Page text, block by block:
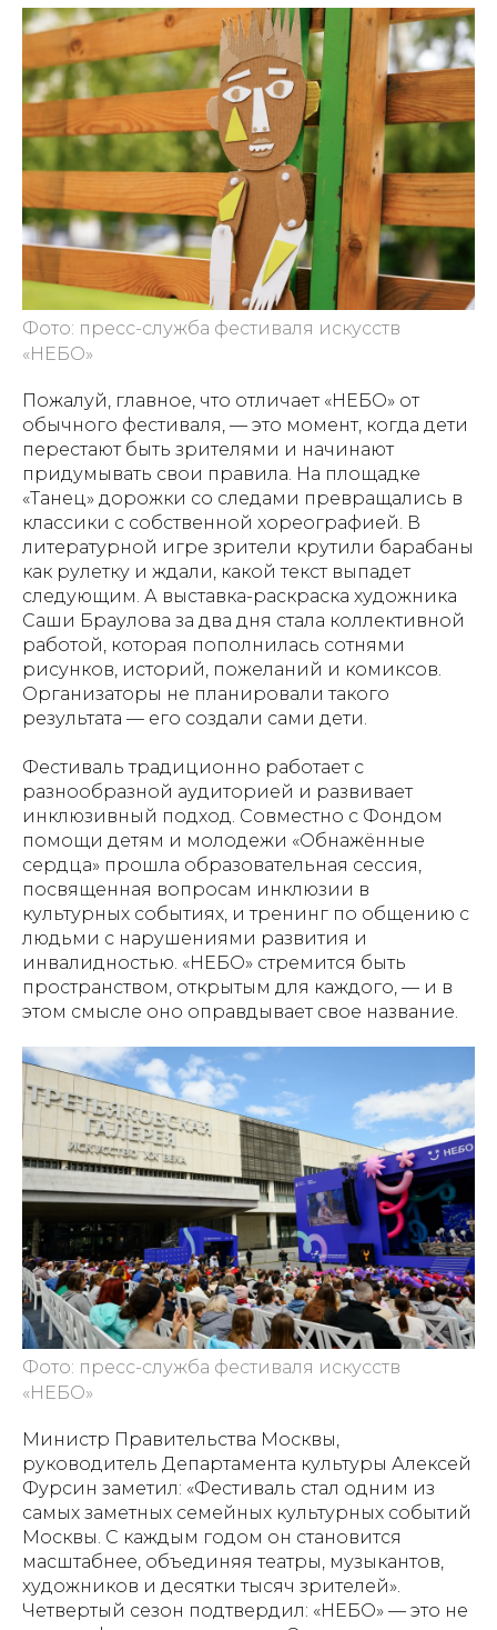
Фото: пресс-служба фестиваля искусств
«НЕБО»
Пожалуй, главное, что отличает «НЕБО» от
обычного фестиваля, — это момент, когда дети
перестают быть зрителями и начинают
придумывать свои правила. На площадке
«Танец» дорожки со следами превращались в
классики с собственной хореографией. В
литературной игре зрители крутили барабаны
как рулетку и ждали, какой текст выпадет
следующим. А выставка-раскраска художника
Саши Браулова за два дня стала коллективной
работой, которая пополнилась сотнями
рисунков, историй, пожеланий и комиксов.
Организаторы не планировали такого
результата — его создали сами дети.
Фестиваль традиционно работает с
разнообразной аудиторией и развивает
инклюзивный подход. Совместно с Фондом
помощи детям и молодежи «Обнажённые
сердца» прошла образовательная сессия,
посвященная вопросам инклюзии в
культурных событиях, и тренинг по общению с
людьми с нарушениями развития и
инвалидностью. «НЕБО» стремится быть
пространством, открытым для каждого, — и в
этом смысле оно оправдывает свое название.
Фото: пресс-служба фестиваля искусств
«НЕБО»
Министр Правительства Москвы,
руководитель Департамента культуры Алексей
Фурсин заметил: «Фестиваль стал одним из
самых заметных семейных культурных событий
Москвы. С каждым годом он становится
масштабнее, объединяя театры, музыкантов,
художников и десятки тысяч зрителей».
Четвертый сезон подтвердил: «НЕБО» — это не